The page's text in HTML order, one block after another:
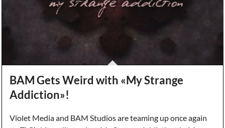
BAM Gets Weird with «My Strange
Addiction»!
Violet Media and BAM Studios are teaming up once again